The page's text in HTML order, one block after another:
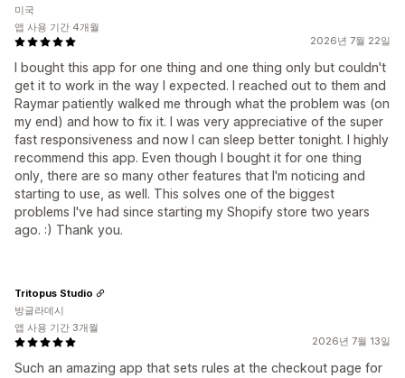
2026년 7월 22일
I bought this app for one thing and one thing only but couldn't
get it to work in the way I expected. I reached out to them and
Raymar patiently walked me through what the problem was (on
my end) and how to fix it. I was very appreciative of the super
fast responsiveness and now I can sleep better tonight. I highly
recommend this app. Even though I bought it for one thing
only, there are so many other features that I'm noticing and
starting to use, as well. This solves one of the biggest
problems I've had since starting my Shopify store two years
ago. :) Thank you.
미국
앱 사용 기간 4개월
2026년 7월 13일
Such an amazing app that sets rules at the checkout page for
Tritopus Studio
방글라데시
앱 사용 기간 3개월